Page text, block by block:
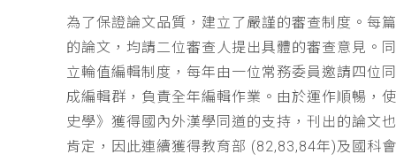
為了保證論文品質，建立了嚴謹的審查制度。每
的論文，均請二位審查人提出具體的審查意見。
立輪值編輯制度，每年由一位常務委員邀請四位
成編輯群，負責全年編輯作業。由於運作順暢，
史學》獲得國內外漢學同道的支持，刊出的論文
肯定，因此連續獲得教育部 (82,83,84年)及國科